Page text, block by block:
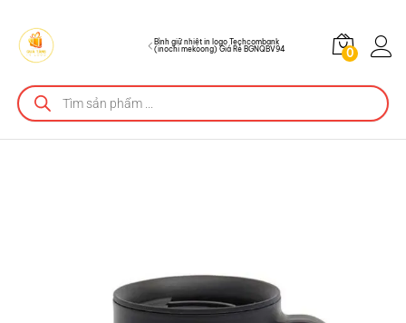
Bình giữ nhiệt in logo Techcombank
(inochi mekoong) Giá Rẻ BGNQBV94
0